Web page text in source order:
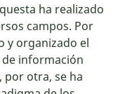
ha realizado
campos. Por
y organizado el
información
por otra, se ha